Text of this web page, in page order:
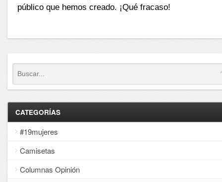
público que hemos creado. ¡Qué fracaso!
CATEGORÍAS
#19mujeres
Camisetas
Columnas Opinión